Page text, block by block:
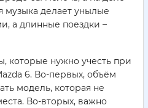
музыка делает унылые
а длинные поездки –
которые нужно учесть при
6. Во-первых, объём
модель, которая не
Во-вторых, важно